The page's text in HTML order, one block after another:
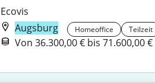
Ecovis
Augsburg
Homeoffice Teilzeit
Von 36.300,00 € bis 71.600,00 €